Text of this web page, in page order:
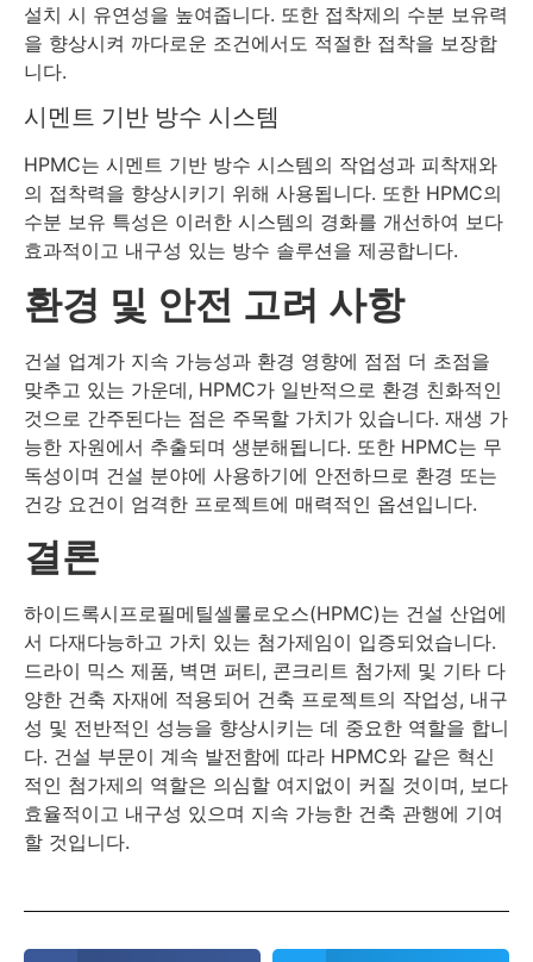
설치 시 유연성을 높여줍니다. 또한 접착제의 수분 보유력
을 향상시켜 까다로운 조건에서도 적절한 접착을 보장합
니다.
시멘트 기반 방수 시스템
HPMC는 시멘트 기반 방수 시스템의 작업성과 피착재와
의 접착력을 향상시키기 위해 사용됩니다. 또한 HPMC의
수분 보유 특성은 이러한 시스템의 경화를 개선하여 보다
효과적이고 내구성 있는 방수 솔루션을 제공합니다.
환경 및 안전 고려 사항
건설 업계가 지속 가능성과 환경 영향에 점점 더 초점을
맞추고 있는 가운데, HPMC가 일반적으로 환경 친화적인
것으로 간주된다는 점은 주목할 가치가 있습니다. 재생 가
능한 자원에서 추출되며 생분해됩니다. 또한 HPMC는 무
독성이며 건설 분야에 사용하기에 안전하므로 환경 또는
건강 요건이 엄격한 프로젝트에 매력적인 옵션입니다.
결론
하이드록시프로필메틸셀룰로오스(HPMC)는 건설 산업에
서 다재다능하고 가치 있는 첨가제임이 입증되었습니다.
드라이 믹스 제품, 벽면 퍼티, 콘크리트 첨가제 및 기타 다
양한 건축 자재에 적용되어 건축 프로젝트의 작업성, 내구
성 및 전반적인 성능을 향상시키는 데 중요한 역할을 합니
다. 건설 부문이 계속 발전함에 따라 HPMC와 같은 혁신
적인 첨가제의 역할은 의심할 여지없이 커질 것이며, 보다
효율적이고 내구성 있으며 지속 가능한 건축 관행에 기여
할 것입니다.